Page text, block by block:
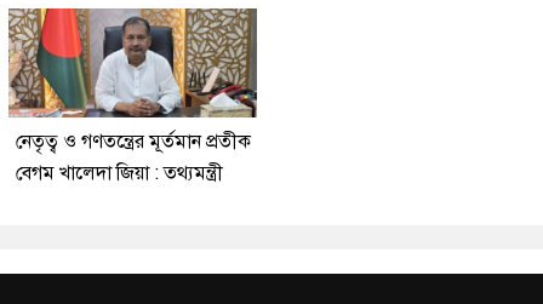
নেতৃত্ব ও গণতন্ত্রের মূর্তমান প্রতীক
বেগম খালেদা জিয়া : তথ্যমন্ত্রী